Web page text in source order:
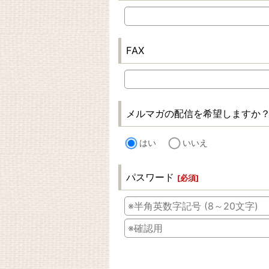
FAX
メルマガの配信を希望しますか
はい いいえ
パスワード [必須]